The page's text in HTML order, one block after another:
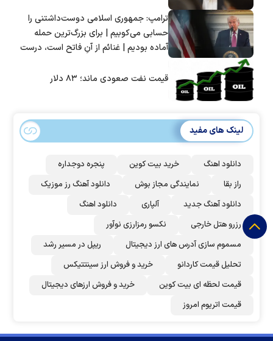
ترامپ: جمهوری اسلامی دوست‌داشتنی را
حسابی می‌کوبیم | برای بزرگ‌ترین حمله
آماده بودیم | غنائم از آنِ فاتح است، درست
قیمت نفت صعودی ماند؛ ۸۳ دلار
لینک های مفید
دانلود اهنگ خرید بیت کوین
پنجره دوجداره
راز بقا
نمایندگی مجاز بوش
دانلود آهنگ رز‌ موزیک
دانلود آهنگ جدید
آلپاری
دانلود اهنگ
رزرو هتل خارجی
نکسو رمزارزی نوآور
مسموم سازی آدرس های ارز دیجیتال
ریپل در مسیر رشد
تحلیل قیمت کاردانو
خرید و فروش ارز سینتتیکس
قیمت لحظه ای بیت کوین
خرید و فروش ارزهای دیجیتال
قیمت اتریوم امروز